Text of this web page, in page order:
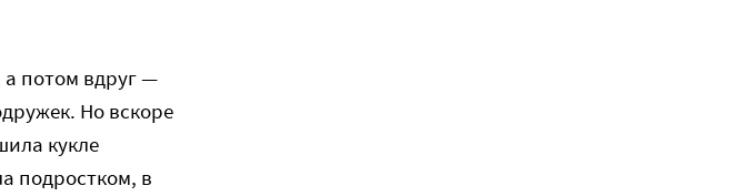
потом вдруг —
Но вскоре
кукле
подростком, в